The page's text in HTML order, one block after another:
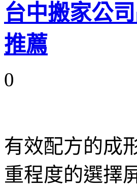
台中搬家公
推薦
0
有效配方的成
重程度的選擇